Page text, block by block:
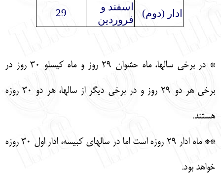
ادار (دوم)
اسفند و
فروردين
29
* در برخي سالها، ماه حشوان 29 روز و ماه كيسلو 30 روز در
برخي هر دو 29 روز و در برخي ديگر از سالها، هر دو 30 روزه
هستند.
** ماه ادار 29 روزه است اما در سالهاي كبيسه، ادار اول 30 روزه
خواهد بود.